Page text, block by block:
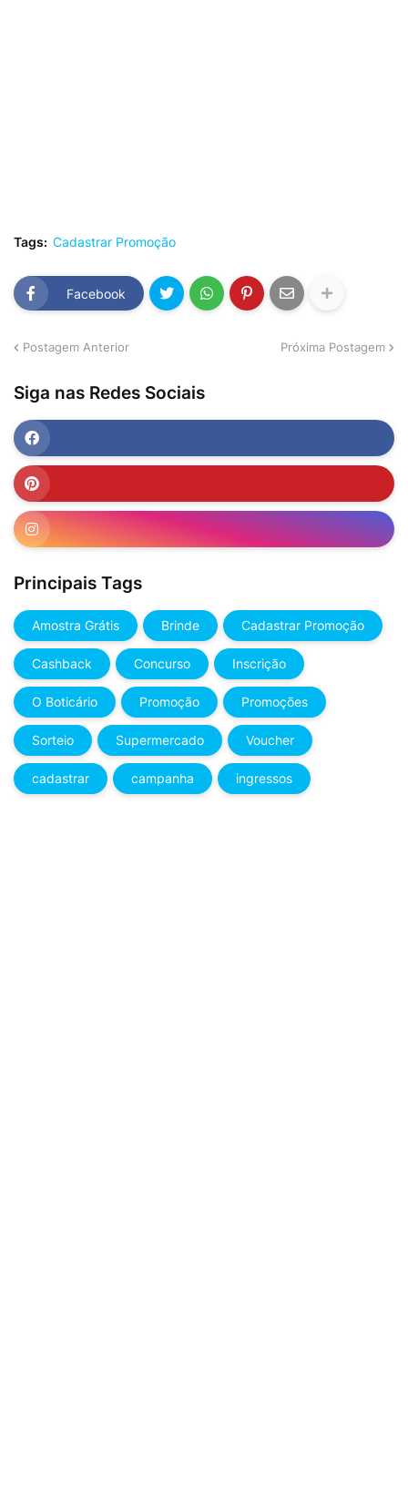
Tags: Cadastrar Promoção
Facebook
Postagem Anterior Próxima Postagem
Siga nas Redes Sociais
Principais Tags
Amostra Grátis Brinde Cadastrar Promoção
Cashback Concurso Inscrição
O Boticário Promoção Promoções
Sorteio Supermercado Voucher
cadastrar campanha ingressos